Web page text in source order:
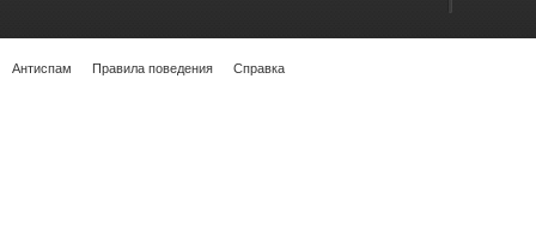
Антиспам Правила поведения Справка